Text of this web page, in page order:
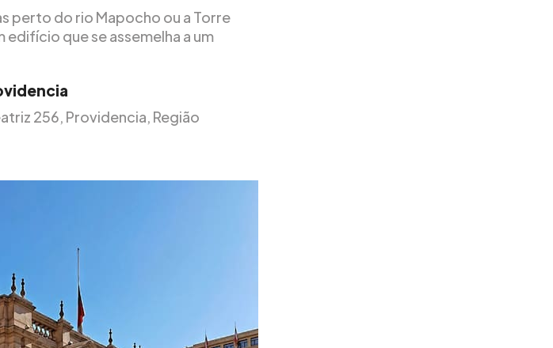
perto do rio Mapocho ou a Torre
edifício que se assemelha a um
256, Providencia, Região